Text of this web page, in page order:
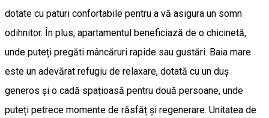
dotate cu paturi confortabile pentru a vă asigura un somn
odihnitor. În plus, apartamentul beneficiază de o chicinetă,
unde puteți pregăti mâncăruri rapide sau gustări. Baia mare
este un adevărat refugiu de relaxare, dotată cu un duș
generos și o cadă spațioasă pentru două persoane, unde
puteți petrece momente de răsfăț și regenerare. Unitatea de